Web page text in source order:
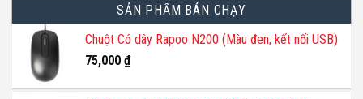
SẢN PHẨM BÁN CHẠY
Chuột Có dây Rapoo N200 (Màu đen, kết nối USB)
75,000 ₫